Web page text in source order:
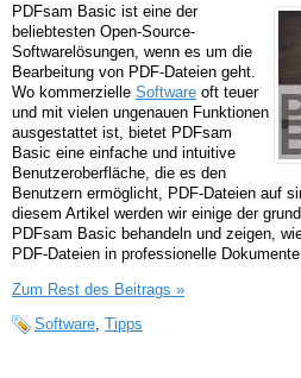
PDFsam Basic ist eine der
beliebtesten Open-Source-
Softwarelösungen, wenn es um die
Bearbeitung von PDF-Dateien geht.
Wo kommerzielle Software oft teuer
und mit vielen ungenauen Funktionen
ausgestattet ist, bietet PDFsam
Basic eine einfache und intuitive
Benutzeroberfläche, die es den
Benutzern ermöglicht, PDF-Dateien auf
diesem Artikel werden wir einige der
PDFsam Basic behandeln und zeigen,
PDF-Dateien in professionelle
Zum Rest des Beitrags »
Software, Tipps